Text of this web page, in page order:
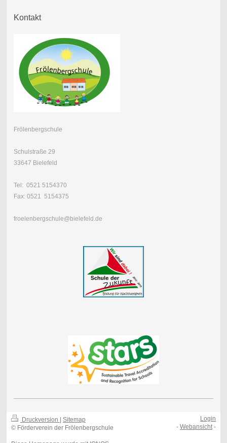
Kontakt
Frölenbergschule
Schulstraße 29
33647 Bielefeld
Tel: 0521 5154370
Fax: 0521 5154375
froelenbergschule@bielefeld.de
Druckversion | Sitemap
© Förderverein der Frölenbergschule
Login
-Webansicht -